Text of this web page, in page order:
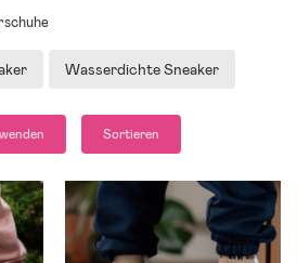
Wasserdichte Sneaker
Sortieren